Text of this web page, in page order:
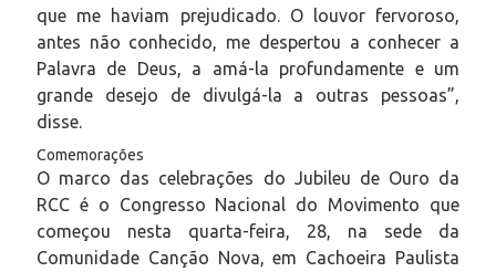
que me haviam prejudicado. O louvor fervoroso,
antes não conhecido, me despertou a conhecer a
Palavra de Deus, a amá-la profundamente e um
grande desejo de divulgá-la a outras pessoas”,
disse.
Comemorações
O marco das celebrações do Jubileu de Ouro da
RCC é o Congresso Nacional do Movimento que
começou nesta quarta-feira, 28, na sede da
Comunidade Canção Nova, em Cachoeira Paulista